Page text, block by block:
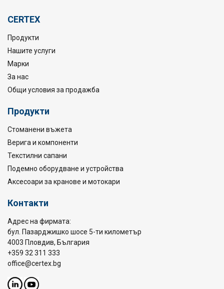
CERTEX
Продукти
Нашите услуги
Марки
За нас
Общи условия за продажба
Продукти
Стоманени въжета
Верига и компоненти
Текстилни сапани
Подемно оборудване и устройства
Аксесоари за кранове и мотокари
Контакти
Адрес на фирмата:
бул. Пазарджишко шосе 5-ти километър
4003 Пловдив, България
+359 32 311 333
office@certex.bg